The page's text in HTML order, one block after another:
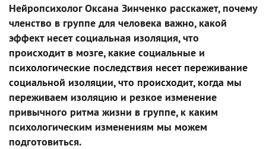
Нейропсихолог Оксана Зинченко расскажет, почему
членство в группе для человека важно, какой
эффект несет социальная изоляция, что
происходит в мозге, какие социальные и
психологические последствия несет переживание
социальной изоляции, что происходит, когда мы
переживаем изоляцию и резкое изменение
привычного ритма жизни в группе, к каким
психологическим изменениям мы можем
подготовиться.